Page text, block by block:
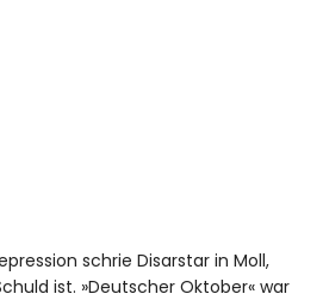
schrie Disarstar in Moll,
ist. »Deutscher Oktober« war